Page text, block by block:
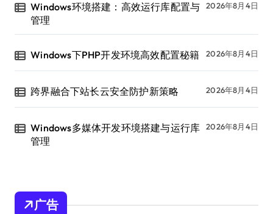
Windows环境搭建：高效运行库配置与
管理
2026年8月4日
Windows下PHP开发环境高效配置秘籍 2026年8月4日
跨界融合下站长云安全防护新策略 2026年8月4日
Windows多媒体开发环境搭建与运行库
管理
2026年8月4日
广告